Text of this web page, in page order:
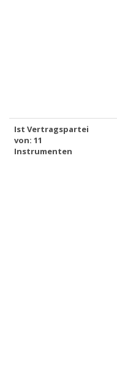
Ist Vertragspartei
von: 11
Instrumenten